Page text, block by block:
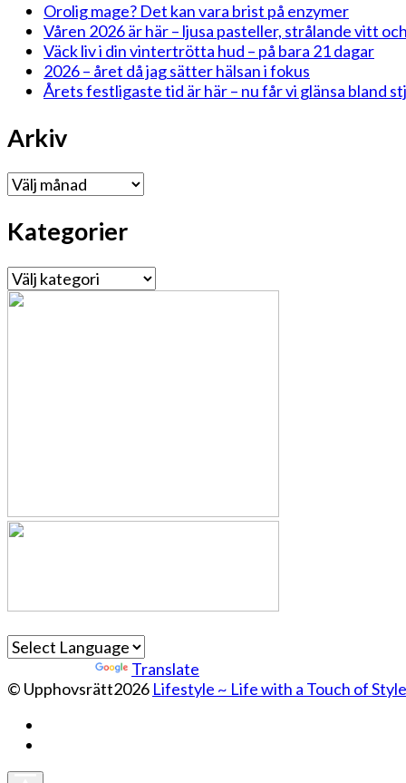
Orolig mage? Det kan vara brist på enzymer
Våren 2026 är här – ljusa pasteller, strålande vitt
Väck liv i din vintertrötta hud – på bara 21 dagar
2026 – året då jag sätter hälsan i fokus
Årets festligaste tid är här – nu får vi glänsa bland
Arkiv
Arkiv
Kategorier
Kategorier
Translate
© Upphovsrätt2026 Lifestyle ~ Life with a Touch of Style